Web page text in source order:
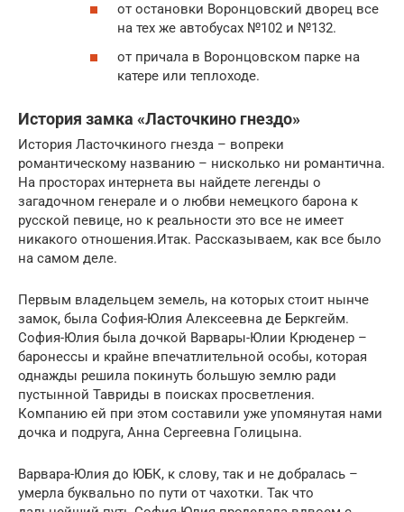
от остановки Воронцовский дворец все
на тех же автобусах №102 и №132.
от причала в Воронцовском парке на
катере или теплоходе.
История замка «Ласточкино гнездо»
История Ласточкиного гнезда – вопреки
романтическому названию – нисколько ни романтична.
На просторах интернета вы найдете легенды о
загадочном генерале и о любви немецкого барона к
русской певице, но к реальности это все не имеет
никакого отношения.Итак. Рассказываем, как все было
на самом деле.
Первым владельцем земель, на которых стоит нынче
замок, была София-Юлия Алексеевна де Беркгейм.
София-Юлия была дочкой Варвары-Юлии Крюденер –
баронессы и крайне впечатлительной особы, которая
однажды решила покинуть большую землю ради
пустынной Тавриды в поисках просветления.
Компанию ей при этом составили уже упомянутая нами
дочка и подруга, Анна Сергеевна Голицына.
Варвара-Юлия до ЮБК, к слову, так и не добралась –
умерла буквально по пути от чахотки. Так что